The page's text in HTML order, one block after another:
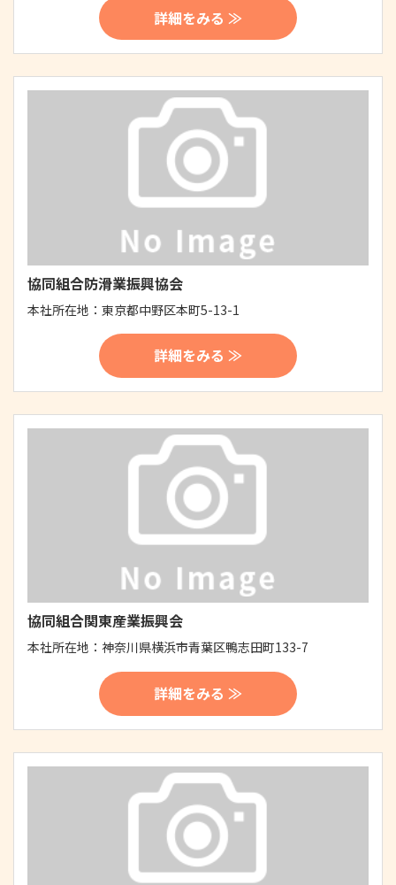
詳細をみる ≫
協同組合防滑業振興協会
本社所在地： 東京都中野区本町5-13-1
詳細をみる ≫
協同組合関東産業振興会
本社所在地： 神奈川県横浜市青葉区鴨志田町133-7
詳細をみる ≫